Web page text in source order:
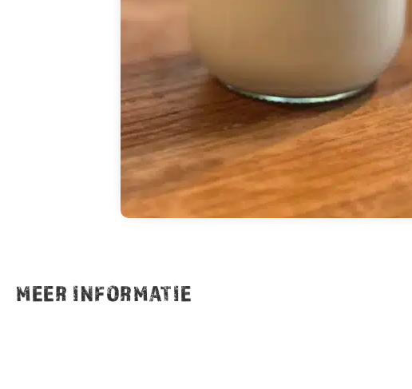
MEER INFORMATIE